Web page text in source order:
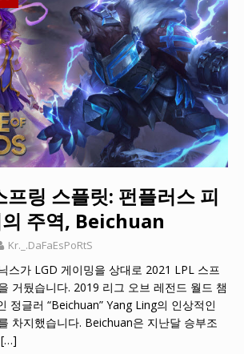
프링 스플릿: 펀플러스 피
주역, Beichuan
Kr._.DaFaEsPoRtS
스가 LGD 게이밍을 상대로 2021 LPL 스프
거뒀습니다. 2019 리그 오브 레전드 월드 챔
정글러 “Beichuan” Yang Ling의 인상적인
차지했습니다. Beichuan은 지난달 승부조
[…]